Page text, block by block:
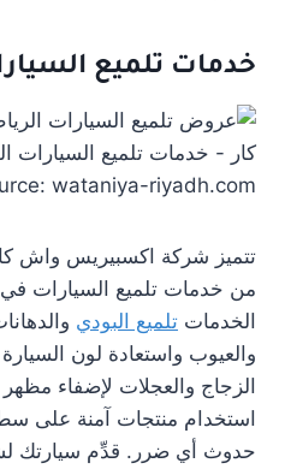
خدمات تلميع
wataniya-riyadh.com
تتميز شركة اكسبيريس واش
من خدمات تلميع السيارات
الخدمات تلميع البودي
والعيوب واستعادة لون
الزجاج والعجلات لإضفاء مظهر
استخدام منتجات آمنة على
حدوث أي ضرر. قدِّم سيارتك